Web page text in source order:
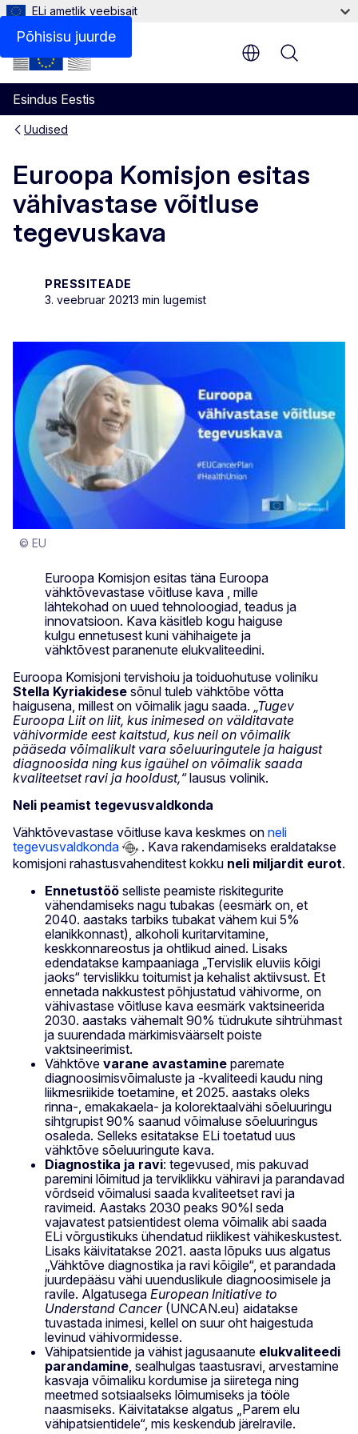
Põhisisu juurde
ELi ametlik veebisait
Esindus Eestis
Menu
Uudised
Euroopa Komisjon esitas
vähivastase võitluse
tegevuskava
PRESSITEADE
3. veebruar 20213 min lugemist
© EU
Euroopa Komisjon esitas täna Euroopa
vähktõvevastase võitluse kava , mille
lähtekohad on uued tehnoloogiad, teadus ja
innovatsioon. Kava käsitleb kogu haiguse
kulgu ennetusest kuni vähihaigete ja
vähktõvest paranenute elukvaliteedini.
Euroopa Komisjoni tervishoiu ja toiduohutuse voliniku
Stella Kyriakidese sõnul tuleb vähktõbe võtta
haigusena, millest on võimalik jagu saada. „Tugev
Euroopa Liit on liit, kus inimesed on välditavate
vähivormide eest kaitstud, kus neil on võimalik
pääseda võimalikult vara sõeluuringutele ja haigust
diagnoosida ning kus igaühel on võimalik saada
kvaliteetset ravi ja hooldust,“lausus volinik.
Neli peamist tegevusvaldkonda
Vähktõvevastase võitluse kava keskmes on neli
tegevusvaldkonda
. Kava rakendamiseks eraldatakse
komisjoni rahastusvahenditest kokku neli miljardit eurot.
Ennetustöö selliste peamiste riskitegurite
vähendamiseks nagu tubakas (eesmärk on, et
2040. aastaks tarbiks tubakat vähem kui 5%
elanikkonnast), alkoholi kuritarvitamine,
keskkonnareostus ja ohtlikud ained. Lisaks
edendatakse kampaaniaga „Tervislik eluviis kõigi
jaoks“ tervislikku toitumist ja kehalist aktiivsust. Et
ennetada nakkustest põhjustatud vähivorme, on
vähivastase võitluse kava eesmärk vaktsineerida
2030. aastaks vähemalt 90% tüdrukute sihtrühmast
ja suurendada märkimisväärselt poiste
vaktsineerimist.
Vähktõve varane avastamine paremate
diagnoosimisvõimaluste ja -kvaliteedi kaudu ning
liikmesriikide toetamine, et 2025. aastaks oleks
rinna-, emakakaela- ja kolorektaalvähi sõeluuringu
sihtgrupist 90% saanud võimaluse sõeluuringus
osaleda. Selleks esitatakse ELi toetatud uus
vähktõve sõeluuringute kava.
Diagnostika ja ravi: tegevused, mis pakuvad
paremini lõimitud ja terviklikku vähiravi ja parandavad
võrdseid võimalusi saada kvaliteetset ravi ja
ravimeid. Aastaks 2030 peaks 90%l seda
vajavatest patsientidest olema võimalik abi saada
ELi võrgustikuks ühendatud riiklikest vähikeskustest.
Lisaks käivitatakse 2021. aasta lõpuks uus algatus
„Vähktõve diagnostika ja ravi kõigile“, et parandada
juurdepääsu vähi uuenduslikule diagnoosimisele ja
ravile. Algatusega European Initiative to
Understand Cancer(UNCAN.eu) aidatakse
tuvastada inimesi, kellel on suur oht haigestuda
levinud vähivormidesse.
Vähipatsientide ja vähist jagusaanute elukvaliteedi
parandamine , sealhulgas taastusravi, arvestamine
kasvaja võimaliku kordumise ja siiretega ning
meetmed sotsiaalseks lõimumiseks ja tööle
naasmiseks. Käivitatakse algatus „Parem elu
vähipatsientidele“, mis keskendub järelravile.